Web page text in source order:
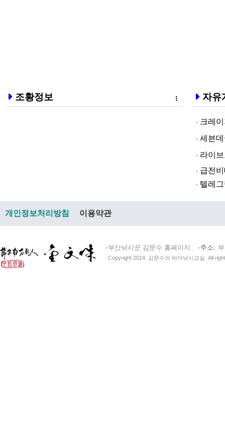
조황정보 자유
크레이지
세븐데이
라­이브토­
급전비대면
텔레그램
개인정보처리방침 이용약관
부산낚시꾼 김문수 홈페이지 주소
Copyright 2014. 김문수의 바다낚시교실. All